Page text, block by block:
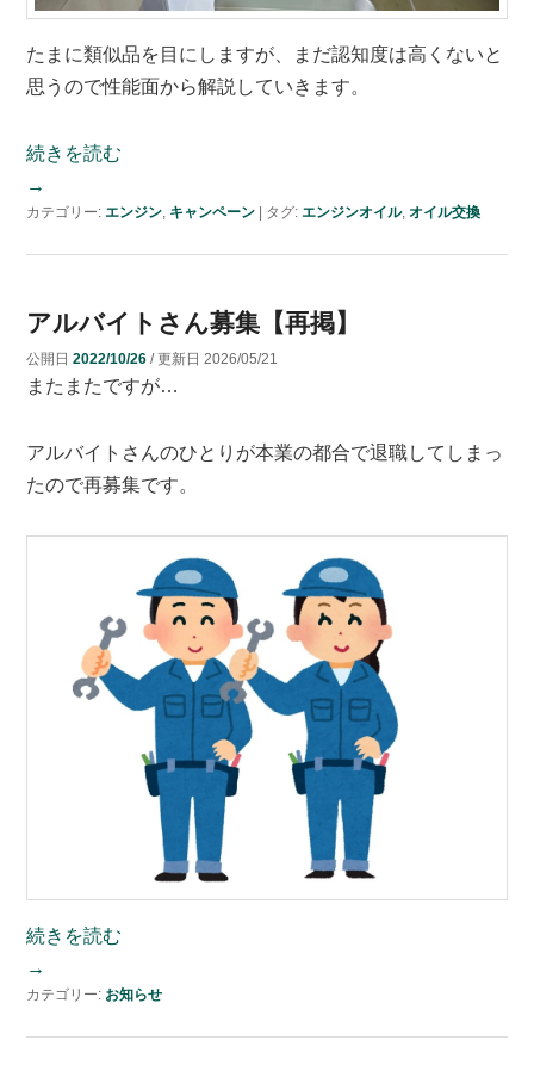
たまに類似品を目にしますが、まだ認知度は高くないと
思うので性能面から解説していきます。
続きを読む
→
カテゴリー: エンジン, キャンペーン | タグ: エンジンオイル, オイル交換
アルバイトさん募集【再掲】
公開日 2022/10/26/ 更新日 2026/05/21
またまたですが…
アルバイトさんのひとりが本業の都合で退職してしまっ
たので再募集です。
続きを読む
→
カテゴリー: お知らせ